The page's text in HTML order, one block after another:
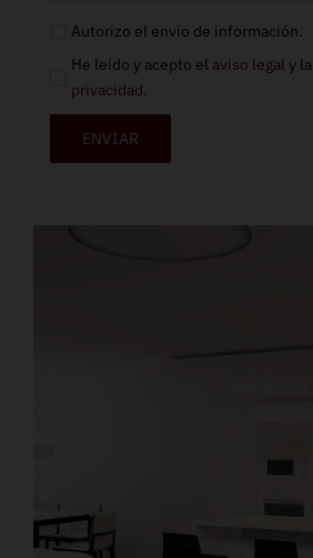
Autorizo el envío de información.
He leído y acepto el aviso legal y la
privacidad.
ENVIAR